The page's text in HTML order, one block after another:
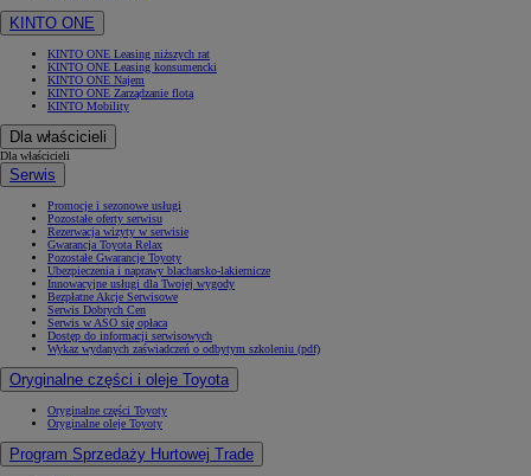
KINTO ONE
KINTO ONE Leasing niższych rat
KINTO ONE Leasing konsumencki
KINTO ONE Najem
KINTO ONE Zarządzanie flotą
KINTO Mobility
Dla właścicieli
Dla właścicieli
Serwis
Promocje i sezonowe usługi
Pozostałe oferty serwisu
Rezerwacja wizyty w serwisie
Gwarancja Toyota Relax
Pozostałe Gwarancje Toyoty
Ubezpieczenia i naprawy blacharsko-lakiernicze
Innowacyjne usługi dla Twojej wygody
Bezpłatne Akcje Serwisowe
Serwis Dobrych Cen
Serwis w ASO się opłaca
Dostęp do informacji serwisowych
Wykaz wydanych zaświadczeń o odbytym szkoleniu (pdf)
Oryginalne części i oleje Toyota
Oryginalne części Toyoty
Oryginalne oleje Toyoty
Program Sprzedaży Hurtowej Trade